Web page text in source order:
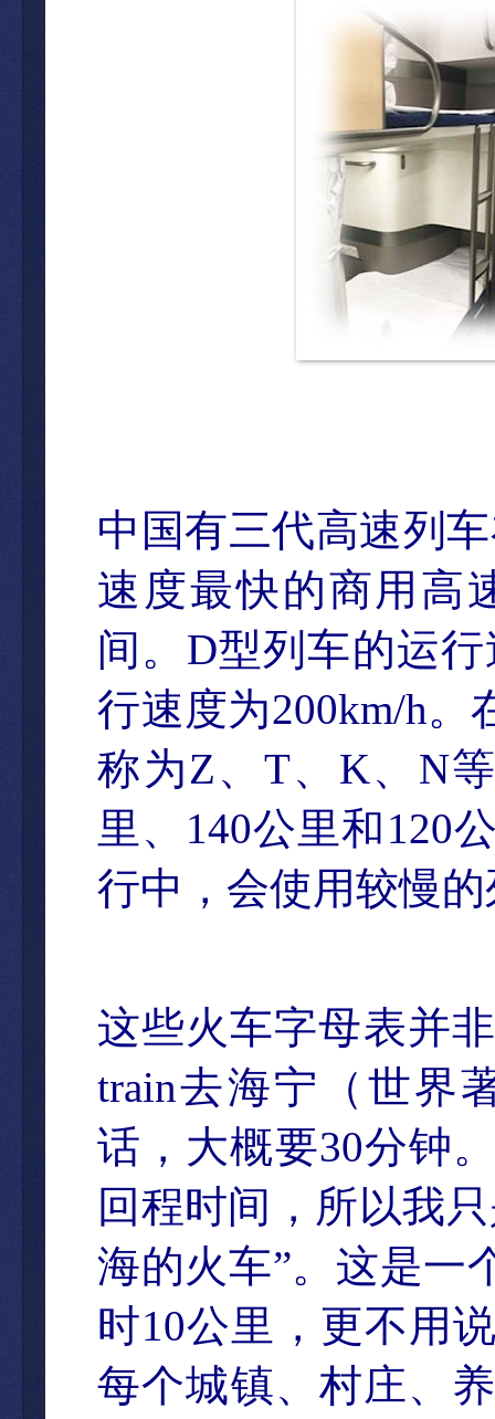
中国有三代高速列
速度最快的商用高
间。 D型列车的运
行速度为200km/h。
称为Z、 T、 K、 N
里、 140公里和120
行中，会使用较慢
这些火车字母表并
train去海宁（世界
话，大概要30分钟
回程时间，所以我
海的火车”。 这是一
时10公里，更不用
每个城镇、村庄、